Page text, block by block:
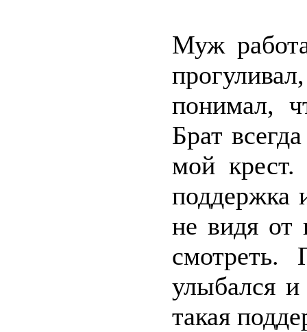
Муж
понимал,
Брат
мой крест.
поддержка
не видя от
смотреть.
улыбался
такая